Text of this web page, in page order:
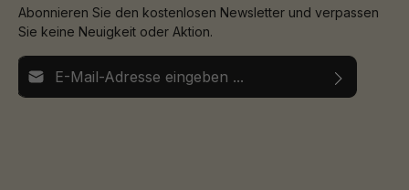
Abonnieren Sie den kostenlosen Newsletter und verpassen
Sie keine Neuigkeit oder Aktion.
E-Mail-Adresse*